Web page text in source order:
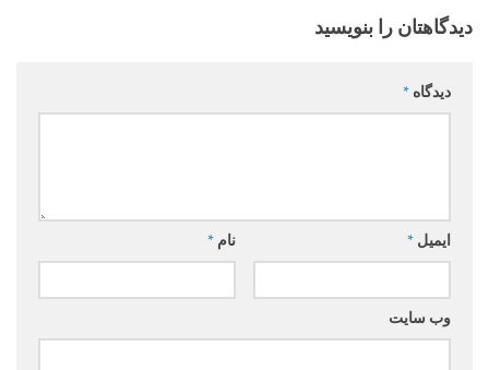
دیدگاهتان را بنویسید
دیدگاه *
نام * ایمیل *
وب‌ سایت